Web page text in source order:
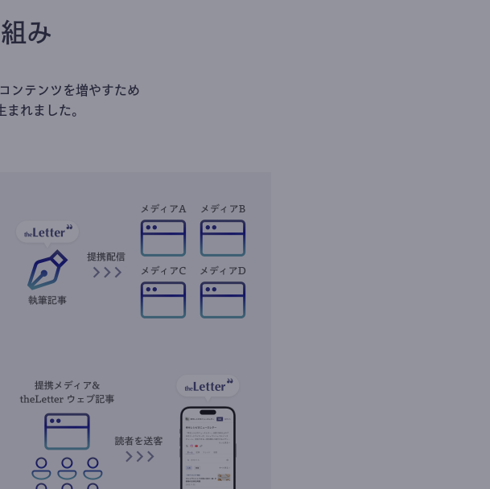
み
ンテンツを増やすため
れました。